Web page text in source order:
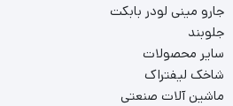
جارو مینی لودر بابکت
جلوبند
سایر محصولات
شاخک لیفتراک
ماشین آلات صنعتی